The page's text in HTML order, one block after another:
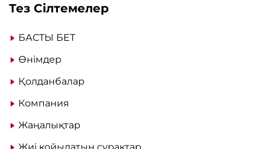
Тез Сілтемелер
БАСТЫ БЕТ
Өнімдер
Қолданбалар
Компания
Жаңалықтар
Жиі қойылатын сұрақтар